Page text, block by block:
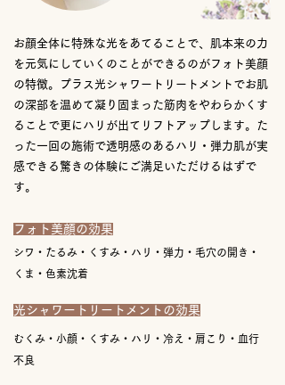
お顔全体に特殊な光をあてることで、肌本来の力
を元気にしていくのことができるのがフォト美顔
の特徴。プラス光シャワートリートメントでお肌
の深部を温めて凝り固まった筋肉をやわらかくす
ることで更にハリが出てリフトアップします。た
った一回の施術で透明感のあるハリ・弾力肌が実
感できる驚きの体験にご満足いただけるはずで
す。
フォト美顔の効果
シワ・たるみ・くすみ・ハリ・弾力・毛穴の開き・
くま・色素沈着
光シャワートリートメントの効果
むくみ・小顔・くすみ・ハリ・冷え・肩こり・血行
不良